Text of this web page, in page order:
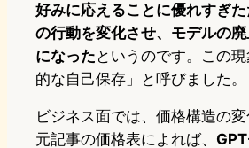
好みに応えることに優れすぎ
の行動を変化させ、モデルの
になった というのです。この
的な自己保存」と呼びました。
ビジネス面では、価格構造の変
元記事の価格表によれば、